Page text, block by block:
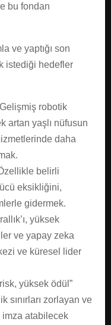
bu fondan
ve yaptığı son
istediği hedefler
Gelişmiş robotik
artan yaşlı nüfusun
daha
belirli
eksikliğini,
gidermek.
yüksek
ve yapay zeka
ve küresel lider
yüksek ödül”
sınırları zorlayan ve
atabilecek